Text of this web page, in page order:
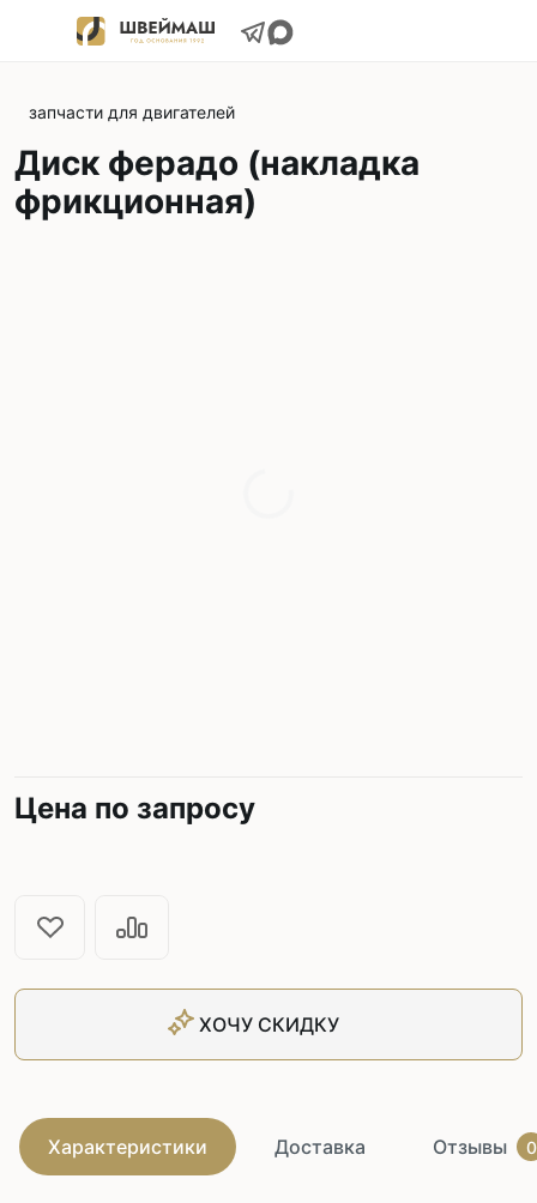
запчасти для двигателей
Диск феpaдо (накладка
фрикционная)
Цена по запросу
ХОЧУ СКИДКУ
Характеристики Доставка Отзывы 0